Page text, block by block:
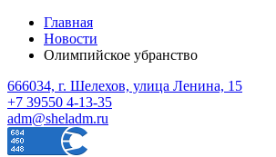
Главная
Новости
Олимпийское убранство
666034, г. Шелехов, улица Ленина, 15
+7 39550 4-13-35
adm@sheladm.ru